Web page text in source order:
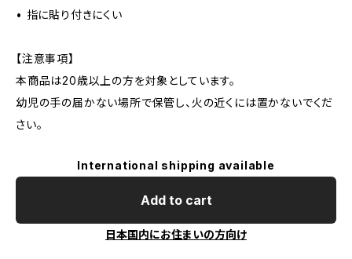
• 指に貼り付きにくい
【注意事項】
本商品は20歳以上の方を対象としています。
幼児の手の届かない場所で保管し、火の近くには置かないでくだ
さい。
International shipping available
Add to cart
日本国内にお住まいの方向け